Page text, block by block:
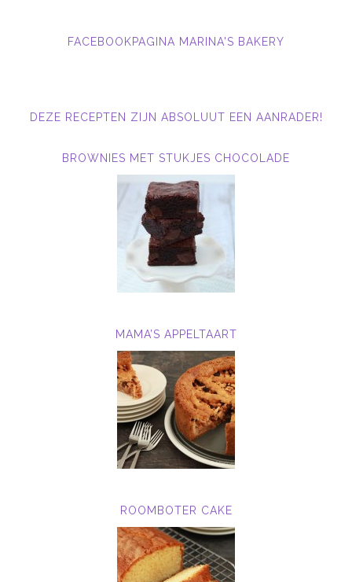
FACEBOOKPAGINA MARINA'S BAKERY
DEZE RECEPTEN ZIJN ABSOLUUT EEN AANRADER!
BROWNIES MET STUKJES CHOCOLADE
MAMA’S APPELTAART
ROOMBOTER CAKE